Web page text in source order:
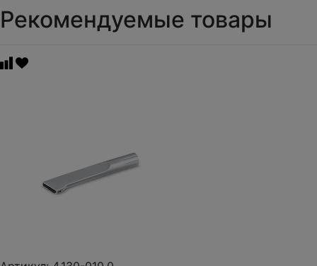
Рекомендуемые товары